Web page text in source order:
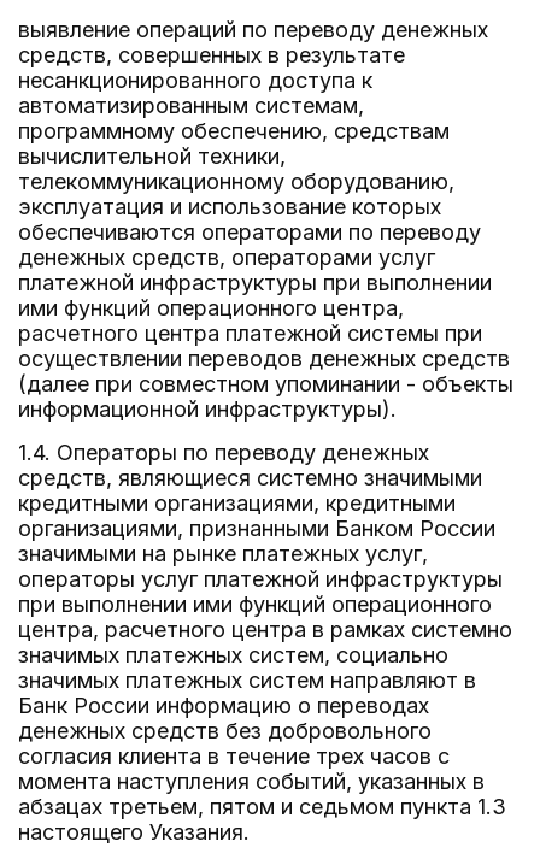
выявление операций по переводу денежных
средств, совершенных в результате
несанкционированного доступа к
автоматизированным системам,
программному обеспечению, средствам
вычислительной техники,
телекоммуникационному оборудованию,
эксплуатация и использование которых
обеспечиваются операторами по переводу
денежных средств, операторами услуг
платежной инфраструктуры при выполнении
ими функций операционного центра,
расчетного центра платежной системы при
осуществлении переводов денежных средств
(далее при совместном упоминании - объекты
информационной инфраструктуры).
1.4. Операторы по переводу денежных
средств, являющиеся системно значимыми
кредитными организациями, кредитными
организациями, признанными Банком России
значимыми на рынке платежных услуг,
операторы услуг платежной инфраструктуры
при выполнении ими функций операционного
центра, расчетного центра в рамках системно
значимых платежных систем, социально
значимых платежных систем направляют в
Банк России информацию о переводах
денежных средств без добровольного
согласия клиента в течение трех часов с
момента наступления событий, указанных в
абзацах третьем, пятом и седьмом пункта 1.3
настоящего Указания.